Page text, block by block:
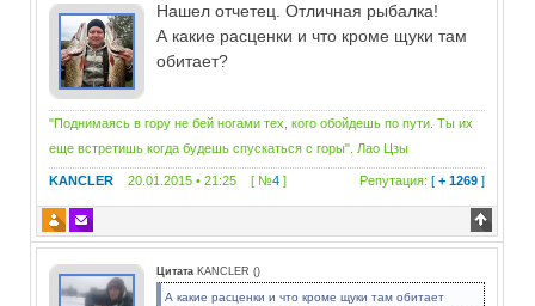
Нашел отчетец. Отличная рыбалка!
А какие расценки и что кроме щуки там
обитает?
"Поднимаясь в гору не бей ногами тех, кого обойдешь по пути. Ты их
еще встретишь когда будешь спускаться с горы". Лао Цзы
KANCLER 20.01.2015 • 21:25 [ №4 ] Репутация: [+ 1269 ]
Цитата KANCLER ()
А какие расценки и что кроме щуки там обитает